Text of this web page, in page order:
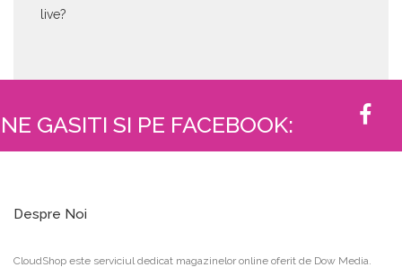
live?
NE GASITI SI PE FACEBOOK:
Despre Noi
CloudShop este serviciul dedicat magazinelor online oferit de Dow Media.